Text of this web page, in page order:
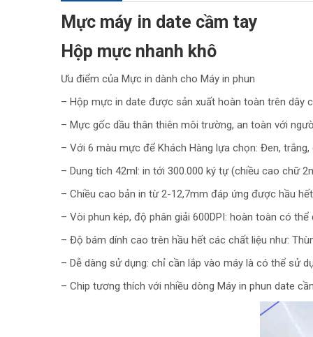
Mực máy in date cầm tay
Hộp mực nhanh khô
Ưu điểm của Mực in dành cho Máy in phun
– Hộp mực in date được sản xuất hoàn toàn trên dây
– Mực gốc dầu thân thiên môi trường, an toàn với
– Với 6 màu mực để Khách Hàng lựa chọn: Đen, trắng,
– Dung tích 42ml: in tới 300.000 ký tự (chiều cao chữ
– Chiều cao bản in từ 2-12,7mm đáp ứng được hầu
– Vòi phun kép, độ phân giải 600DPI: hoàn toàn có
– Độ bám dính cao trên hầu hết các chất liệu như:
– Dễ dàng sử dụng: chỉ cần lắp vào máy là có thể sử
– Chip tương thích với nhiều dòng Máy in phun date